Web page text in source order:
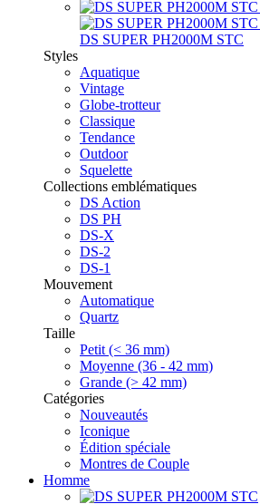
DS SUPER PH2000M STC
Styles
Aquatique
Vintage
Globe-trotteur
Classique
Tendance
Outdoor
Squelette
Collections emblématiques
DS Action
DS PH
DS-X
DS-2
DS-1
Mouvement
Automatique
Quartz
Taille
Petit (< 36 mm)
Moyenne (36 - 42 mm)
Grande (> 42 mm)
Catégories
Nouveautés
Iconique
Édition spéciale
Montres de Couple
Homme